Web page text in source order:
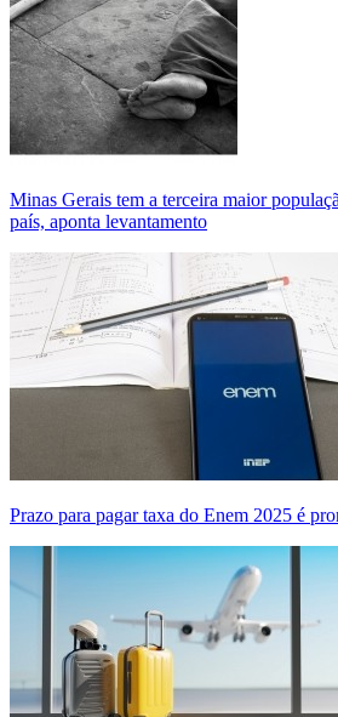
Minas Gerais tem a terceira maior
país, aponta levantamento
Prazo para pagar taxa do Enem 2025 é